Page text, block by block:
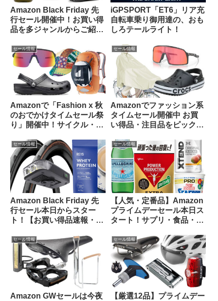
Amazon Black Friday 先
行セール開催中！お買い得
品を多ジャンルからご紹介
日版】
iGPSPORT「ET6」リア充
自転車乗り御用達の、おも
しろテールライト！
セール情報
Amazonで「Fashion x 秋
のおでかけタイムセール祭
り」開催中！サイクル・ア
ピックアップしてみました
セール情報
Amazonでファッション系
タイムセール開催中 お買
い得品・注目品をピックア
で】
セール情報
Amazon Black Friday 先
行セール本日からスター
ト！【お買い得品速報・
セール情報
【人気・定番品】Amazon
プライムデーセール本日ス
タート！サプリ・食品・飲
ップしてみました
セール情報
Amazon GWセールは今夜
セール情報
【厳選12品】プライムデー